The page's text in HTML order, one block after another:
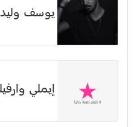
يوسف وليد
إيملي